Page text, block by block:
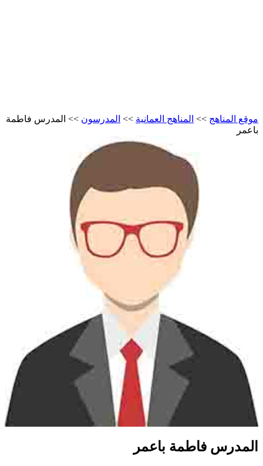
المناهج >> المناهج العمانية >> المدرسون >> المدرس فاطمة
فاطمة باعمر